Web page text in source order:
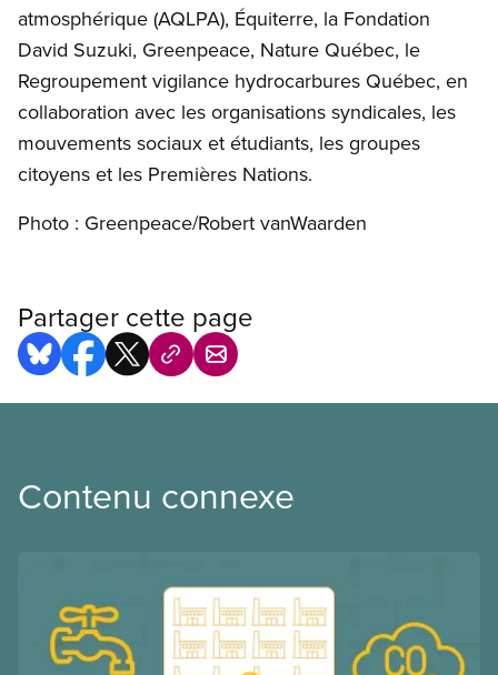
atmosphérique (AQLPA), Équiterre, la Fondation
David Suzuki, Greenpeace, Nature Québec, le
Regroupement vigilance hydrocarbures Québec, en
collaboration avec les organisations syndicales, les
mouvements sociaux et étudiants, les groupes
citoyens et les Premières Nations.
Photo : Greenpeace/Robert vanWaarden
Partager cette page
Contenu connexe